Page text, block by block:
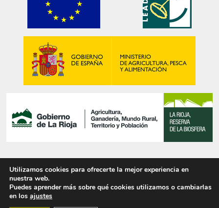
© 2025 PIRITAS DE NAVAJÚN, S.L.
Utilizamos cookies para ofrecerte la mejor experiencia en
nuestra web.
Puedes aprender más sobre qué cookies utilizamos o cambiarlas
en los ajustes